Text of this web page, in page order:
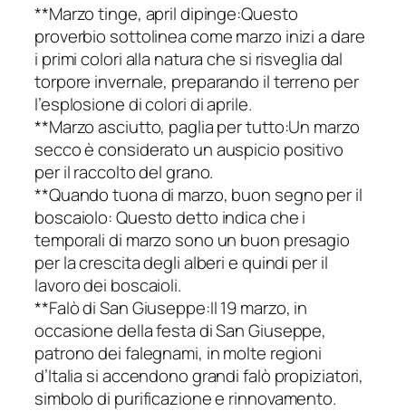
**Marzo tinge, april dipinge:Questo
proverbio sottolinea come marzo inizi a dare
i primi colori alla natura che si risveglia dal
torpore invernale, preparando il terreno per
l’esplosione di colori di aprile.
**Marzo asciutto, paglia per tutto:Un marzo
secco è considerato un auspicio positivo
per il raccolto del grano.
**Quando tuona di marzo, buon segno per il
boscaiolo: Questo detto indica che i
temporali di marzo sono un buon presagio
per la crescita degli alberi e quindi per il
lavoro dei boscaioli.
**Falò di San Giuseppe:Il 19 marzo, in
occasione della festa di San Giuseppe,
patrono dei falegnami, in molte regioni
d’Italia si accendono grandi falò propiziatori,
simbolo di purificazione e rinnovamento.